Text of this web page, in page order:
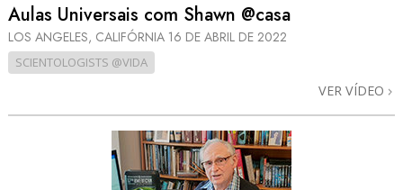
Aulas Universais com Shawn @casa
LOS ANGELES, CALIFÓRNIA 16 DE ABRIL DE 2022
SCIENTOLOGISTS @VIDA
VER VÍDEO